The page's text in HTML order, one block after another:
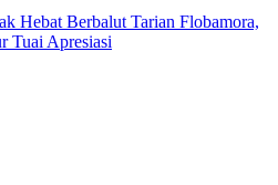
Hebat Berbalut Tarian Flobamora,
Tuai Apresiasi